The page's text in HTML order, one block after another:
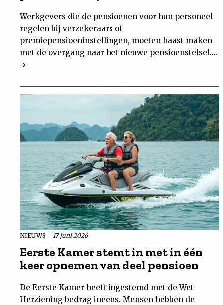
Werkgevers die de pensioenen voor hun personeel
regelen bij verzekeraars of
premiepensioeninstellingen, moeten haast maken
met de overgang naar het nieuwe pensioenstelsel....
NIEUWS 17 juni 2026
Eerste Kamer stemt in met in één
keer opnemen van deel pensioen
De Eerste Kamer heeft ingestemd met de Wet
Herziening bedrag ineens. Mensen hebben de